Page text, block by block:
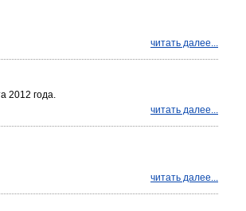
читать далее...
2012 года.
читать далее...
читать далее...